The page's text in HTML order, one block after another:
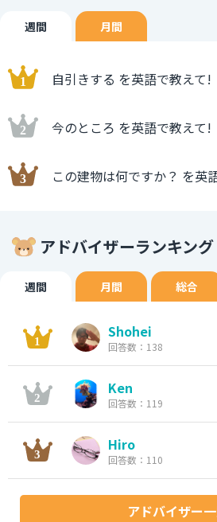
週間 月間
自引きする を英語で教えて!
今のところ を英語で教えて!
この建物は何ですか？ を英
アドバイザーランキング
週間 月間 総合
Shohei
回答数：138
Ken
回答数：119
Hiro
回答数：110
アドバイザー